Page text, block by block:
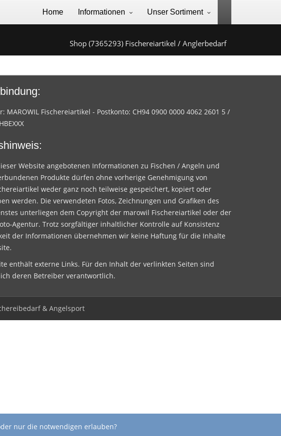
Home Informationen Unser Sortiment
Shop (7365293) Fischereiartikel / Anglerbedarf
MAROWIL Fischereiartikel - Postkonto: CH94 0900 0000 4062 2601 5 /
Website angebotenen Informationen zu Fischen / Angeln und
Produkte dürfen ohne vorherige Genehmigung von
weder ganz noch teilweise gespeichert, kopiert oder
werden. Die verwendeten Fotos, Zeichnungen und Grafiken des
unterliegen dem Copyright der marowil Fischereiartikel oder der
Agentur. Trotz sorgfältiger inhaltlicher Kontrolle auf Konsistenz
der Informationen übernehmen wir keine Haftung für die Inhalte
enthält externe Links. Für den Inhalt der verlinkten Seiten sind
deren Betreiber verantwortlich.
& Angelsport
nur die notwendigen erlauben?